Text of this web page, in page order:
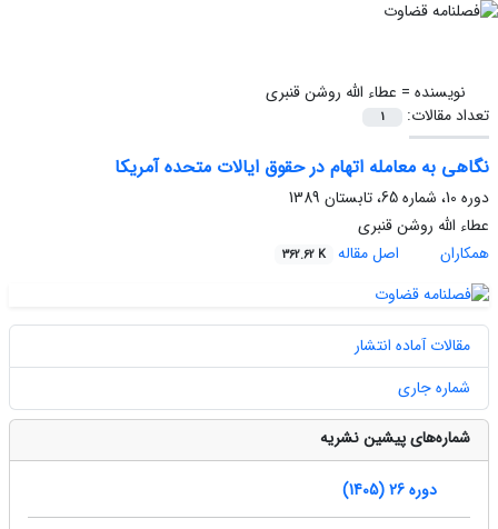
نویسنده = عطاء الله روشن قنبری
تعداد مقالات:
1
نگاهی به معامله اتهام در حقوق ایالات متحده آمریکا
دوره 10، شماره 65، تابستان 1389
عطاء الله روشن قنبری
همکاران
اصل مقاله 362.62 K
مقالات آماده انتشار
شماره جاری
شماره‌های پیشین نشریه
دوره 26 (1405)